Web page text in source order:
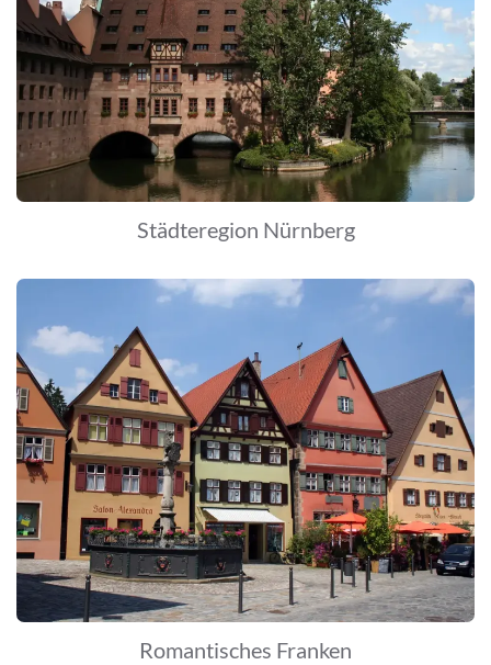
Städteregion Nürnberg
Romantisches Franken